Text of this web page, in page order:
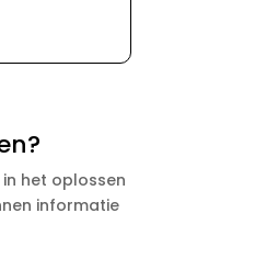
het oplossen
informatie